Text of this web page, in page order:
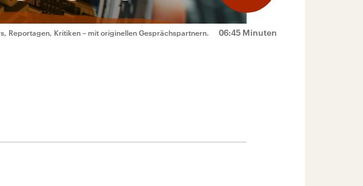
06:45 Minuten
Reportagen, Kritiken – mit originellen Gesprächspartnern.